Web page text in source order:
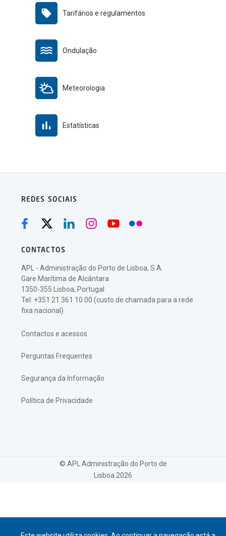
Tarifários e regulamentos
Ondulação
Meteorologia
Estatísticas
REDES SOCIAIS
CONTACTOS
APL - Administração do Porto de Lisboa, S.A.
Gare Marítima de Alcântara
1350-355 Lisboa, Portugal
Tel: +351 21 361 10 00 (custo de chamada para a rede
fixa nacional)
Contactos e acessos
Perguntas Frequentes
Segurança da Informação
Política de Privacidade
© APL Administração do Porto de
Lisboa 2026